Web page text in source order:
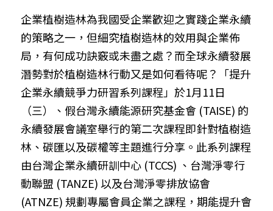
企業植樹造林為我國受企業歡迎之實踐企業永續
的策略之一，但細究植樹造林的效用與企業佈
局，有何成功訣竅或未盡之處？而全球永續發展
潛勢對於植樹造林行動又是如何看待呢？「提升
企業永續競爭力研習系列課程」於1月11日
（三）、假台灣永續能源研究基金會 (TAISE) 的
永續發展會議室舉行的第二次課程即針對植樹造
林、碳匯以及碳權等主題進行分享。此系列課程
由台灣企業永續研訓中心 (TCCS) 、台灣淨零行
動聯盟 (TANZE) 以及台灣淨零排放協會
(ATNZE) 規劃專屬會員企業之課程，期能提升會